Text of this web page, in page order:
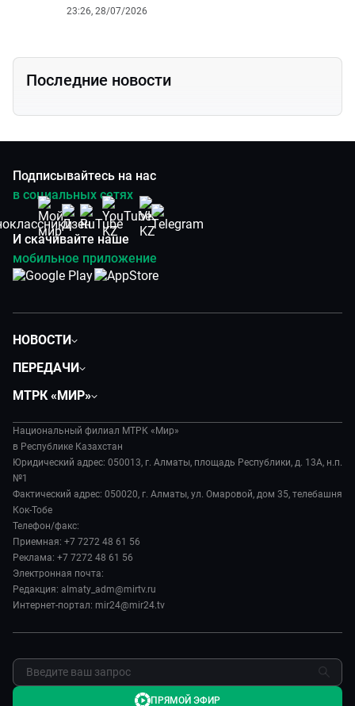
23:26, 28/07/2026
Последние новости
Подписывайтесь на нас
в социальных сетях
И скачивайте наше
мобильное приложение
НОВОСТИ
Экономика
Происшествия
Наука и технологии
Здоровье и медицина
Спорт
Авто
Культура
ПЕРЕДАЧИ
Вместе выгодно
Евразия. Культурно
Евразия. Регионы
Наши иностранцы
Пять причин поехать в...
Сделано в Содружестве
МТРК «МИР»
История
Руководство
Лица мира
Пресса о нас
Карьера
Реклама
Обратная связь
Национальный филиал МТРК «Мир»
в Республике Казахстан
Юридический адрес: 050013, г. Алматы, площадь Республики, д. 13А, н.п.
№1
Фактический адрес: 050020, г. Алматы, ул. Омаровой, дом 35, телебашня
Кок-Тобе
Телефон/факс:
Приемная: +7 7272 48 61 56
Реклама: +7 7272 48 61 56
Электронная почта:
Редакция: almaty_adm@mirtv.ru
Интернет-портал: mir24@mir24.tv
ПРЯМОЙ ЭФИР